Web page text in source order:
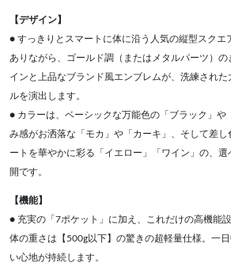
【デザイン】
● すっきりとスマートに体に沿う人気の縦型スクエ
ありながら、ゴールド調（またはメタルパーツ）
インと上品なブランド風エンブレムが、洗練され
ルを演出します。
● カラーは、ベーシックな万能色の「ブラック」や
み感がお洒落な「モカ」や「カーキ」、そして差
ートを華やかに彩る「イエロー」「ワイン」の、
開です。
【機能】
● 充実の「7ポケット」に加え、これだけの高機能
体の重さは【500g以下】の驚きの超軽量仕様。一
い心地が持続します。